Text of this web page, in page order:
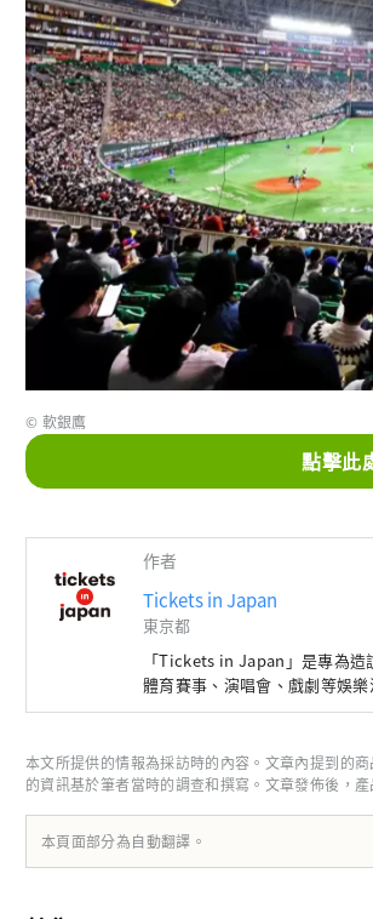
© 軟銀鷹
點擊此
作者
Tickets in Japan
東京都
「Tickets in Japan」是專為
體育賽事、演唱會、戲劇等娛
本文所提供的情報為採訪時的內容。文章內提到的
的資訊基於筆者當時的調查和撰寫。文章發佈後，
本頁面部分為自動翻譯。